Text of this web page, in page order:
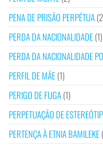
PENA DE PRISÃO PERPÉTUA
PERDA DA NACIONALIDADE(1)
PERDA DA NACIONALIDADE
PERFIL DE MÃE(1)
PERIGO DE FUGA(1)
PERPETUAÇÃO DE
PERTENÇA À ETNIA BAMILEKE